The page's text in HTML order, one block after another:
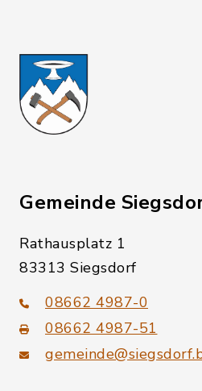
Gemeinde
Rathausplatz 1
83313 Siegsdorf
08662 4987-0
08662 4987-51